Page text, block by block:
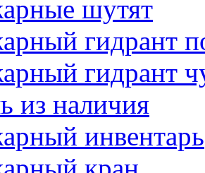
шутят
гидрант
гидрант
из наличия
инвентарь